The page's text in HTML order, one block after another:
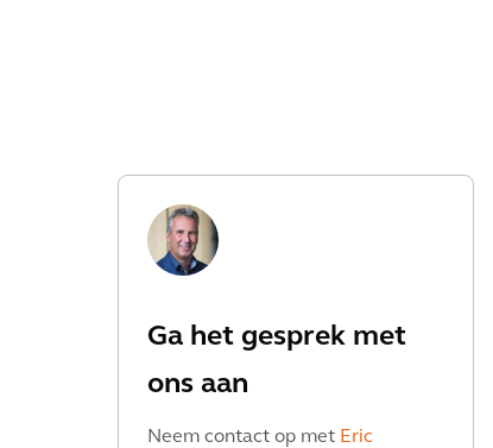
Ga het gesprek met
ons aan
Neem contact op met Eric